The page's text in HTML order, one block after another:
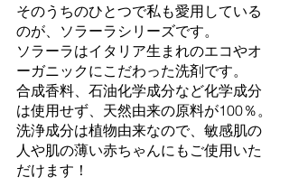
そのうちのひとつで私も愛用している
のが、ソラーラシリーズです。
ソラーラはイタリア生まれのエコやオ
ーガニックにこだわった洗剤です。
合成香料、石油化学成分など化学成分
は使用せず、天然由来の原料が100％。
洗浄成分は植物由来なので、敏感肌の
人や肌の薄い赤ちゃんにもご使用いた
だけます！